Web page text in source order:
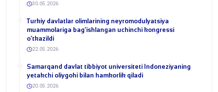
30.05.2026
​Turkiy davlatlar olimlarining neyromodulyatsiya
muammolariga bag‘ishlangan uchinchi kongressi
o‘tkazildi
22.05.2026
Samarqand davlat tibbiyot universiteti Indoneziyaning
yetakchi oliygohi bilan hamkorlik qiladi
20.05.2026